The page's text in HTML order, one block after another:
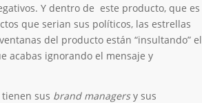
Y dentro de este producto, que es
que serian sus políticos, las estrellas
del producto están “insultando” el
acabas ignorando el mensaje y
sus brand managersy sus